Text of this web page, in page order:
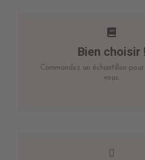
Bien choisir !
Commandez un échantillon pour
vous.